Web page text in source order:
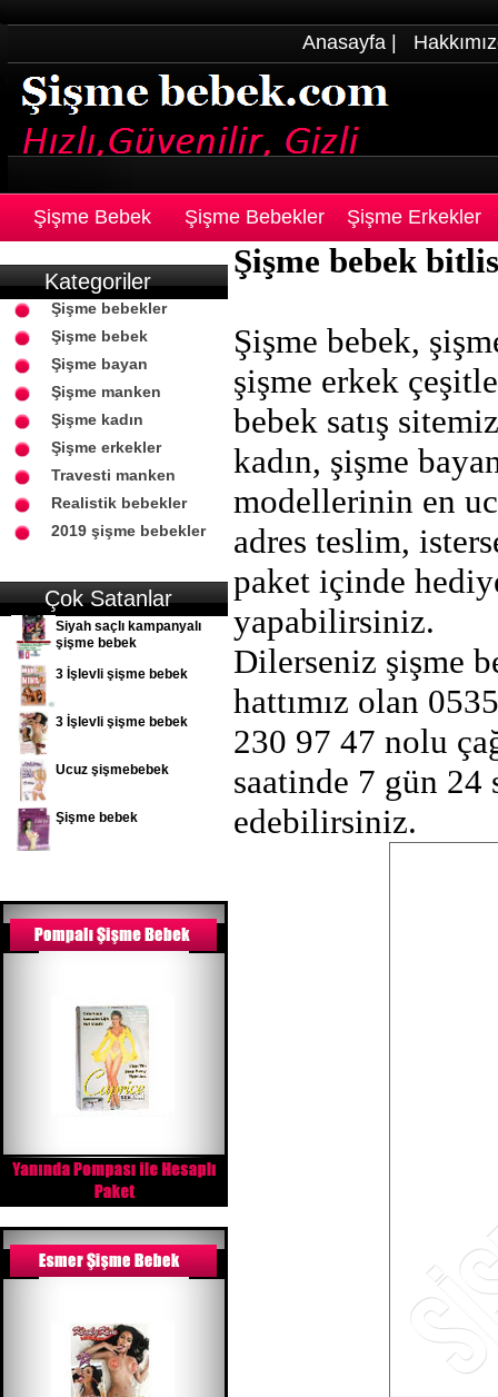
Anasayfa
Şişme Bebek Şişme Bebekler Şişme Erkekler
Kategoriler
Şişme bebekler
Şişme bebek
Şişme bayan
Şişme manken
Şişme kadın
Şişme erkekler
Travesti manken
Realistik bebekler
2019 şişme bebekler
Çok Satanlar
Siyah saçlı kampanyalı
şişme bebek
3 İşlevli şişme bebek
3 İşlevli şişme bebek
Ucuz şişmebebek
Şişme bebek
Şişme bebek bitlis
Şişme bebek,
şişme erkek
bebek satış
kadın, şişme
modellerinin en
adres teslim,
paket içinde
yapabilirsiniz.
Dilerseniz şişme
hattımız olan
230 97 47 nolu
saatinde 7 gün 24
edebilirsiniz.